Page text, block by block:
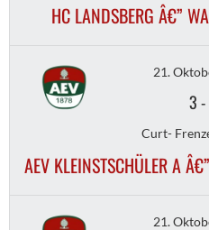
HC LANDSBERG Â€”
21.
3-
Curt-
AEV KLEINSTSCHÜLER A
21.